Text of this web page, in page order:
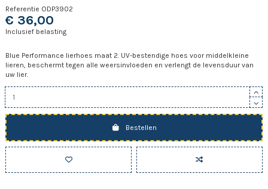
Referentie ODP3902
€ 36,00
Inclusief belasting
Blue Performance lierhoes maat 2. UV-bestendige hoes voor middelkleine
lieren, beschermt tegen alle weersinvloeden en verlengt de levensduur van
uw lier.
Bestellen